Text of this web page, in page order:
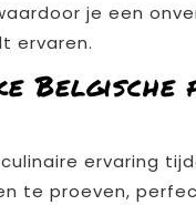
je een
ervaren.
Belgische
ervaring
te proeven,